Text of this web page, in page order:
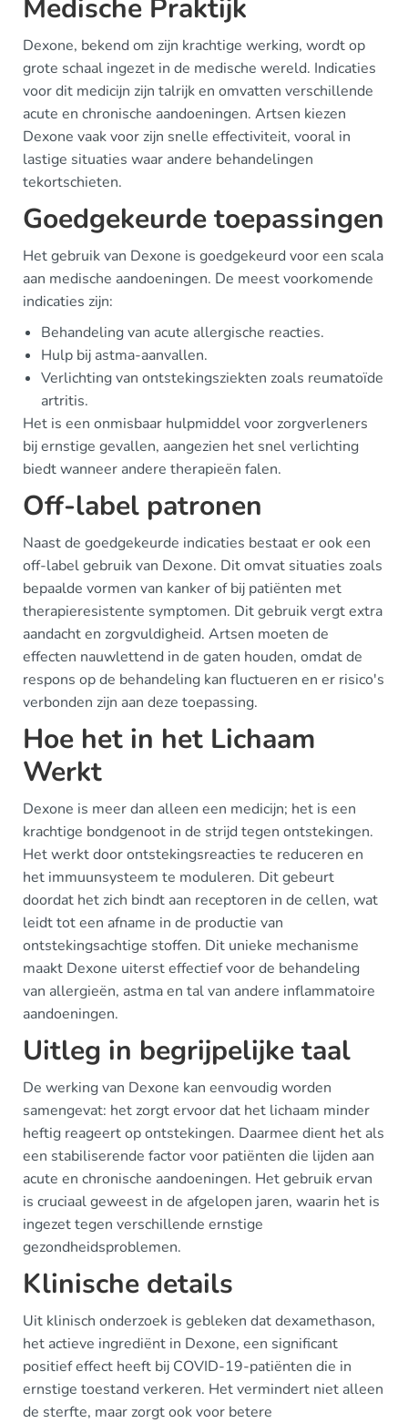
Medische Praktijk
Dexone, bekend om zijn krachtige werking, wordt op
grote schaal ingezet in de medische wereld. Indicaties
voor dit medicijn zijn talrijk en omvatten verschillende
acute en chronische aandoeningen. Artsen kiezen
Dexone vaak voor zijn snelle effectiviteit, vooral in
lastige situaties waar andere behandelingen
tekortschieten.
Goedgekeurde toepassingen
Het gebruik van Dexone is goedgekeurd voor een scala
aan medische aandoeningen. De meest voorkomende
indicaties zijn:
Behandeling van acute allergische reacties.
Hulp bij astma-aanvallen.
Verlichting van ontstekingsziekten zoals reumatoïde
artritis.
Het is een onmisbaar hulpmiddel voor zorgverleners
bij ernstige gevallen, aangezien het snel verlichting
biedt wanneer andere therapieën falen.
Off-label patronen
Naast de goedgekeurde indicaties bestaat er ook een
off-label gebruik van Dexone. Dit omvat situaties zoals
bepaalde vormen van kanker of bij patiënten met
therapieresistente symptomen. Dit gebruik vergt extra
aandacht en zorgvuldigheid. Artsen moeten de
effecten nauwlettend in de gaten houden, omdat de
respons op de behandeling kan fluctueren en er risico's
verbonden zijn aan deze toepassing.
Hoe het in het Lichaam
Werkt
Dexone is meer dan alleen een medicijn; het is een
krachtige bondgenoot in de strijd tegen ontstekingen.
Het werkt door ontstekingsreacties te reduceren en
het immuunsysteem te moduleren. Dit gebeurt
doordat het zich bindt aan receptoren in de cellen, wat
leidt tot een afname in de productie van
ontstekingsachtige stoffen. Dit unieke mechanisme
maakt Dexone uiterst effectief voor de behandeling
van allergieën, astma en tal van andere inflammatoire
aandoeningen.
Uitleg in begrijpelijke taal
De werking van Dexone kan eenvoudig worden
samengevat: het zorgt ervoor dat het lichaam minder
heftig reageert op ontstekingen. Daarmee dient het als
een stabiliserende factor voor patiënten die lijden aan
acute en chronische aandoeningen. Het gebruik ervan
is cruciaal geweest in de afgelopen jaren, waarin het is
ingezet tegen verschillende ernstige
gezondheidsproblemen.
Klinische details
Uit klinisch onderzoek is gebleken dat dexamethason,
het actieve ingrediënt in Dexone, een significant
positief effect heeft bij COVID-19-patiënten die in
ernstige toestand verkeren. Het vermindert niet alleen
de sterfte, maar zorgt ook voor betere